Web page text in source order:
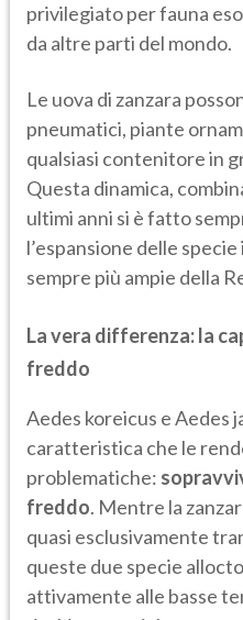
privilegiato per fauna
da altre parti del mondo.
Le uova di zanzara
pneumatici, piante
qualsiasi contenitore in
Questa dinamica,
ultimi anni si è fatto
l’espansione delle
sempre più ampie della
La vera differenza: la
freddo
Aedes koreicus e Aedes
caratteristica che le
problematiche:
freddo. Mentre la
quasi esclusivamente
queste due specie
attivamente alle basse